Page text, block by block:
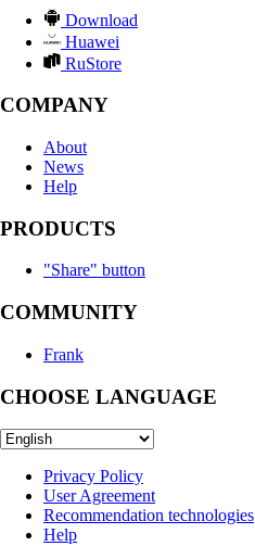
Download
Huawei
RuStore
COMPANY
About
News
Help
PRODUCTS
"Share" button
COMMUNITY
Frank
CHOOSE LANGUAGE
Privacy Policy
User Agreement
Recommendation technologies
Help